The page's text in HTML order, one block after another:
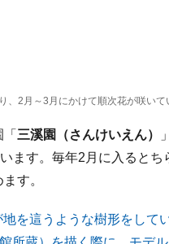
、2月～3月にかけて順次花が咲いて
三溪園（さんけいえん）
ます。毎年2月に入ると
す。